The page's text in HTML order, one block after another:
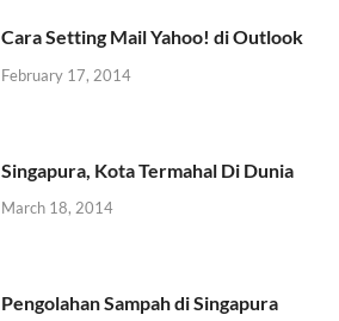
Cara Setting Mail Yahoo! di Outlook
February 17, 2014
Singapura, Kota Termahal Di Dunia
March 18, 2014
Pengolahan Sampah di Singapura